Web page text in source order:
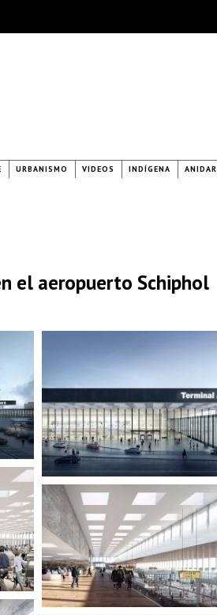
URBANISMO VIDEOS INDÍGENA ANIDAR
el aeropuerto Schiphol